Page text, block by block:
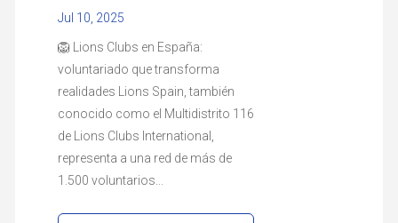
Jul 10, 2025
🦁 Lions Clubs en España:
voluntariado que transforma
realidades Lions Spain, también
conocido como el Multidistrito 116
de Lions Clubs International,
representa a una red de más de
1.500 voluntarios...